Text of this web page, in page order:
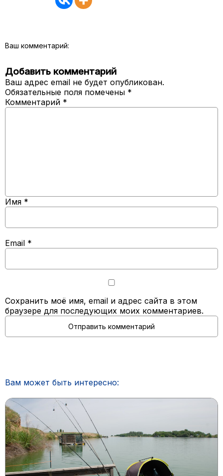
Ваш комментарий:
Добавить комментарий
Ваш адрес email не будет опубликован.
Обязательные поля помечены *
Комментарий *
Имя *
Email *
Сохранить моё имя, email и адрес сайта в этом
браузере для последующих моих комментариев.
Вам может быть интересно: